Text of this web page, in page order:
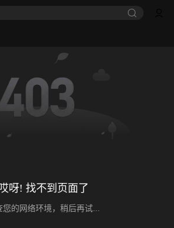
呀! 找不到页面了
您的网络环境，稍后再试...